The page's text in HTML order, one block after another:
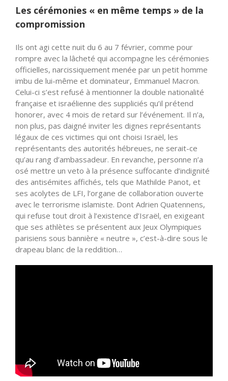
Les cérémonies « en même temps » de la
compromission
Ils ont agi cette nuit du 6 au 7 février, comme pour
rompre avec la lâcheté qui accompagne les cérémonies
officielles, narcissiquement menée par un petit homme
imbu de lui-même et dominateur, Emmanuel Macron.
Celui-ci s’est refusé à mentionner la double nationalité
française et israélienne des suppliciés qu’il prétend
honorer, avec 4 mois de retard sur l’événement. Il n’a,
non plus, pas daigné inviter les dignes représentants
légaux de ces victimes qui ont choisi Israël, les
représentants des autorités hébreues, ne serait-ce
qu’au rang d’ambassadeur. En revanche, personne n’a
osé mettre un veto à la présence suffocante d’indignité
des antisémites affichés, tels que Mathilde Panot, et
ses acolytes de LFI, l’organe de collaboration ouverte
avec le terrorisme islamiste. Dont Adrien Quatennens,
qui refuse tout droit à l’existence d’Israël, en exigeant
que ses athlètes se présentent aux Jeux Olympiques
parisiens sous bannière « neutre », c’est-à-dire sous le
drapeau blanc de la reddition…